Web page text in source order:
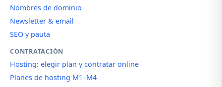
Nombres de dominio
Newsletter & email
SEO y pauta
CONTRATACIÓN
Hosting: elegir plan y contratar online
Planes de hosting M1–M4